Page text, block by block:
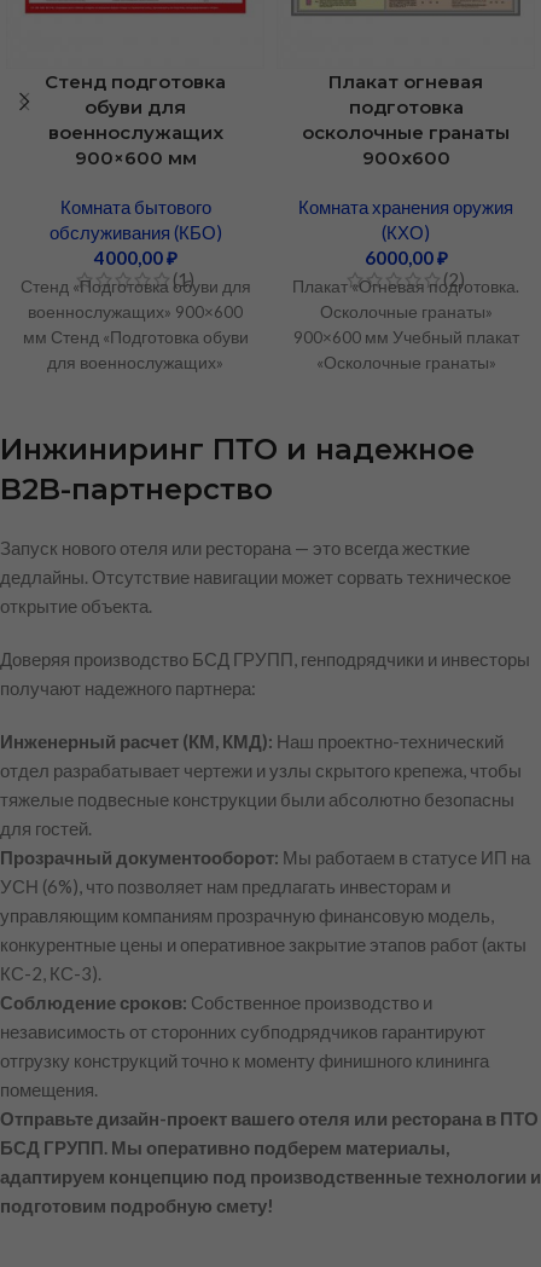
Стенд подготовка
обуви для
военнослужащих
900×600 мм
Комната бытового
обслуживания (КБО)
4000,00₽
(1)
Стенд «Подготовка обуви для
военнослужащих» 900×600
мм Стенд «Подготовка обуви
для военнослужащих»
уставного оформления
Плакат огневая
подготовка
осколочные гранаты
900х600
Комната хранения оружия
(КХО)
6000,00₽
(2)
Плакат «Огневая подготовка.
Осколочные гранаты»
900×600 мм Учебный плакат
«Осколочные гранаты»
занятий
Инжиниринг ПТО и надежное
B2B-партнерство
Запуск нового отеля или ресторана — это всегда жесткие
дедлайны. Отсутствие навигации может сорвать техническое
открытие объекта.
Доверяя производство БСД ГРУПП, генподрядчики и инвесторы
получают надежного партнера:
Инженерный расчет (КМ, КМД): Наш проектно-технический
отдел разрабатывает чертежи и узлы скрытого крепежа, чтобы
тяжелые подвесные конструкции были абсолютно безопасны
для гостей.
Прозрачный документооборот: Мы работаем в статусе ИП на
УСН (6%), что позволяет нам предлагать инвесторам и
управляющим компаниям прозрачную финансовую модель,
конкурентные цены и оперативное закрытие этапов работ (акты
КС-2, КС-3).
Соблюдение сроков: Собственное производство и
независимость от сторонних субподрядчиков гарантируют
отгрузку конструкций точно к моменту финишного клининга
помещения.
Отправьте дизайн-проект вашего отеля или ресторана в ПТО
БСД ГРУПП. Мы оперативно подберем материалы,
адаптируем концепцию под производственные технологии и
подготовим подробную смету!